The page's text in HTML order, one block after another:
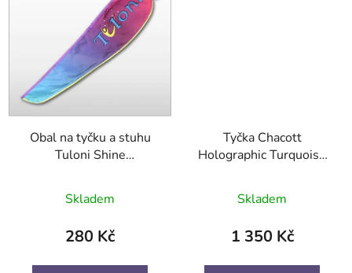
Obal na tyčku a stuhu
Tuloni Shine
Skladem
280 Kč
Tyčka Chacott
Holographic Turquoise
F.I.G.
Skladem
1 350 Kč